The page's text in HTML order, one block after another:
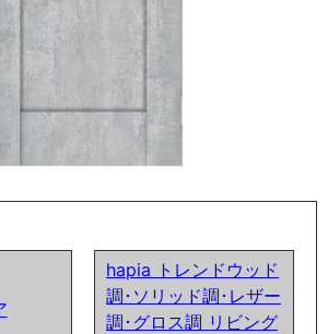
hapia トレンドウッド
調･ソリッド調･レザー
調･グロス調 リビング